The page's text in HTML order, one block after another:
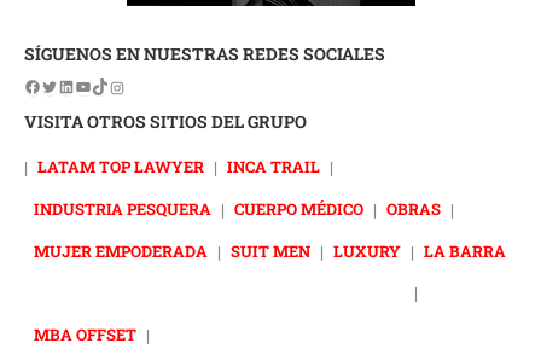
SÍGUENOS EN NUESTRAS REDES SOCIALES
VISITA OTROS SITIOS DEL GRUPO
| LATAM TOP LAWYER | INCA TRAIL |
INDUSTRIA PESQUERA | CUERPO MÉDICO | OBRAS |
MUJER EMPODERADA | SUIT MEN | LUXURY | LA BARRA
|
MBA OFFSET |